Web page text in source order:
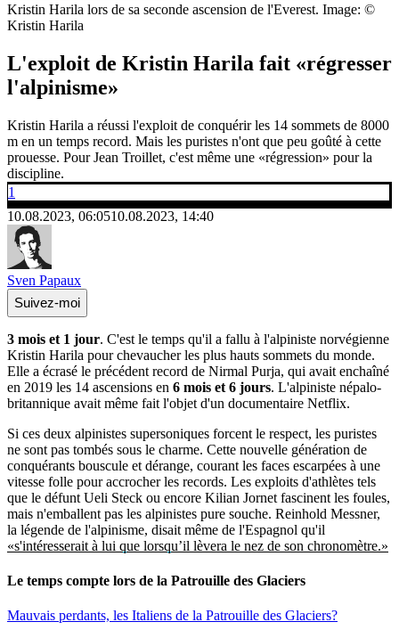
Kristin Harila lors de sa seconde ascension de l'Everest. Image: ©
Kristin Harila
L'exploit de Kristin Harila fait «régresser
l'alpinisme»
Kristin Harila a réussi l'exploit de conquérir les 14 sommets de 8000
m en un temps record. Mais les puristes n'ont que peu goûté à cette
prouesse. Pour Jean Troillet, c'est même une «régression» pour la
discipline.
1
10.08.2023, 06:0510.08.2023, 14:40
Sven Papaux
Suivez-moi
3 mois et 1 jour. C'est le temps qu'il a fallu à l'alpiniste norvégienne
Kristin Harila pour chevaucher les plus hauts sommets du monde.
Elle a écrasé le précédent record de Nirmal Purja, qui avait enchaîné
en 2019 les 14 ascensions en 6 mois et 6 jours. L'alpiniste népalo-
britannique avait même fait l'objet d'un documentaire Netflix.
Si ces deux alpinistes supersoniques forcent le respect, les puristes
ne sont pas tombés sous le charme. Cette nouvelle génération de
conquérants bouscule et dérange, courant les faces escarpées à une
vitesse folle pour accrocher les records. Les exploits d'athlètes tels
que le défunt Ueli Steck ou encore Kilian Jornet fascinent les foules,
mais n'emballent pas les alpinistes pure souche. Reinhold Messner,
la légende de l'alpinisme, disait même de l'Espagnol qu'il
«s'intéresserait à lui que lorsqu’il lèvera le nez de son chronomètre.»
Le temps compte lors de la Patrouille des Glaciers
Mauvais perdants, les Italiens de la Patrouille des Glaciers?